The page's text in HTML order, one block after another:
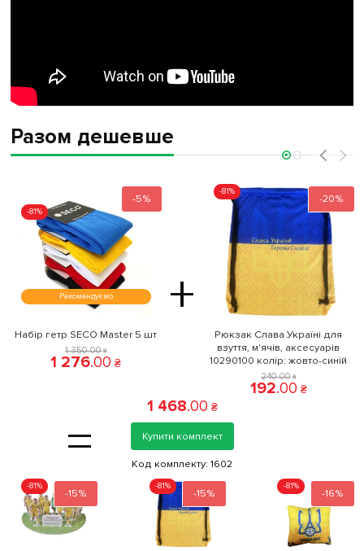
Разом дешевше
-5%
Рекомендуємо
-81%
+
Набір гетр SECO Master 5 шт
1 350.00 ₴
1 276.00 ₴
-20%
-81%
Рюкзак Слава Україні для
взуття, м'ячів, аксесуарів
10290100 колiр: жовто-синій
240.00 ₴
192.00 ₴
=
1 468.00 ₴
Купити комплект
Код комплекту:1602
-15%
-81%
-15%
-81%
-16%
-81%